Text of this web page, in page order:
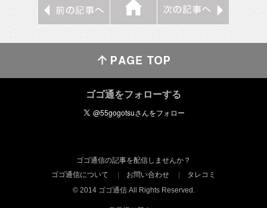
ゴゴ通をフォローする
ゴゴ通信の記事を配信しませんか？
ゴゴ通信について
お問い合わせ
タレコミ
© 2014 ゴゴ通信 All Rights Reserved.